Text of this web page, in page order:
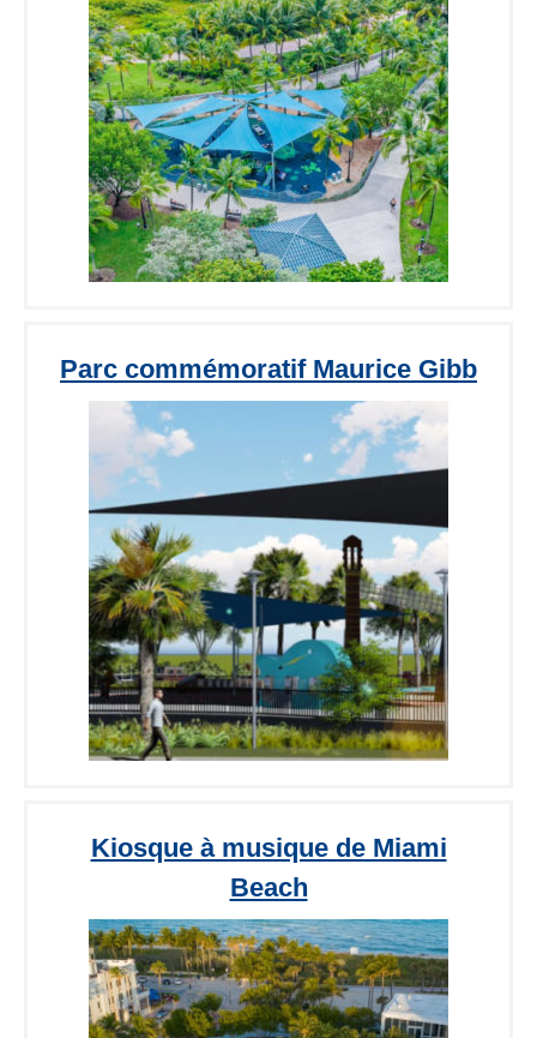
Parc commémoratif Maurice Gibb
Kiosque à musique de Miami
Beach